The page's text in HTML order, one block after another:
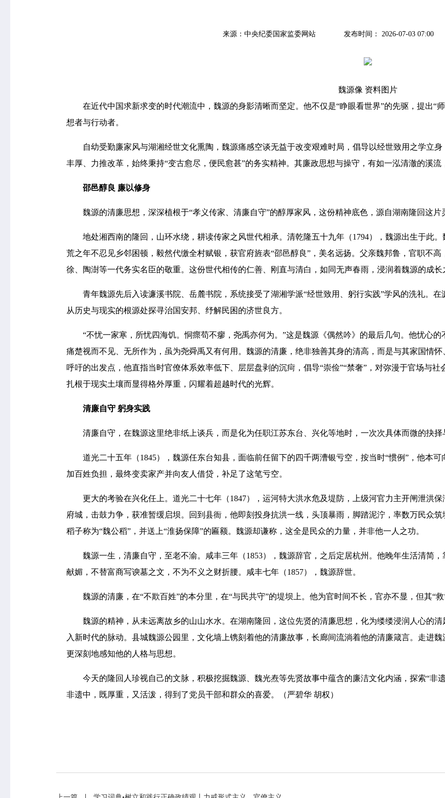
科研培训
科研工作
科普园地
健康科普材料
学术期刊
来源：中央纪委国家监委网站 发布时间： 2026-07-03 07:00
魏源像 资料图片
在近代中国求新求变的时代潮流中，魏源的身影清晰而坚定。他不仅是“睁眼看世界”的先驱，提出“
想者与行动者。
自幼受勤廉家风与湖湘经世文化熏陶，魏源痛感空谈无益于改变艰难时局，倡导以经世致用之学立身
丰厚、力推改革，始终秉持“变古愈尽，便民愈甚”的务实精神。其廉政思想与操守，有如一泓清澈的溪
邵邑醇良 廉以修身
魏源的清廉思想，深深植根于“孝义传家、清廉自守”的醇厚家风，这份精神底色，源自湖南隆回这片
地处湘西南的隆回，山环水绕，耕读传家之风世代相承。清乾隆五十九年（1794），魏源出生于此
荒之年不忍见乡邻困顿，毅然代缴全村赋银，获官府旌表“邵邑醇良”，美名远扬。父亲魏邦鲁，官职不
徐、陶澍等一代务实名臣的敬重。这份世代相传的仁善、刚直与清白，如同无声春雨，浸润着魏源的成长
青年魏源先后入读濂溪书院、岳麓书院，系统接受了湖湘学派“经世致用、躬行实践”学风的洗礼。在
从历史与现实的根源处探寻治国安邦、纾解民困的济世良方。
“不忧一家寒，所忧四海饥。恫瘝苟不瘳，尧禹亦何为。”这是魏源《偶然吟》的最后几句。他忧心的
痛楚视而不见、无所作为，虽为尧舜禹又有何用。魏源的清廉，绝非独善其身的清高，而是与其家国情
呼吁的出发点，他直指当时官僚体系效率低下、层层盘剥的沉疴，倡导“崇俭”“禁奢”，对弥漫于官场与
扎根于现实土壤而显得格外厚重，闪耀着超越时代的光辉。
清廉自守 躬身实践
清廉自守，在魏源这里绝非纸上谈兵，而是化为任职江苏东台、兴化等地时，一次次具体而微的抉择
道光二十五年（1845），魏源任东台知县，面临前任留下的四千两漕银亏空，按当时“惯例”，他本可
加百姓负担，最终变卖家产并向友人借贷，补足了这笔亏空。
更大的考验在兴化任上。道光二十七年（1847），运河特大洪水危及堤防，上级河官力主开闸泄洪
府城，击鼓力争，获准暂缓启坝。回到县衙，他即刻投身抗洪一线，头顶暴雨，脚踏泥泞，率数万民众
稻子称为“魏公稻”，并送上“淮扬保障”的匾额。魏源却谦称，这全是民众的力量，并非他一人之功。
魏源一生，清廉自守，至老不渝。咸丰三年（1853），魏源辞官，之后定居杭州。他晚年生活清简，
献媚，不替富商写谀墓之文，不为不义之财折腰。咸丰七年（1857），魏源辞世。
魏源的清廉，在“不欺百姓”的本分里，在“与民共守”的堤坝上。他为官时间不长，官亦不显，但其“救
魏源的精神，从未远离故乡的山山水水。在湖南隆回，这位先贤的清廉思想，化为缕缕浸润人心的清
入新时代的脉动。县城魏源公园里，文化墙上镌刻着他的清廉故事，长廊间流淌着他的清廉箴言。走进
更深刻地感知他的人格与思想。
今天的隆回人珍视自己的文脉，积极挖掘魏源、魏光焘等先贤故事中蕴含的廉洁文化内涵，探索“非
非遗中，既厚重，又活泼，得到了党员干部和群众的喜爱。（严碧华 胡权）